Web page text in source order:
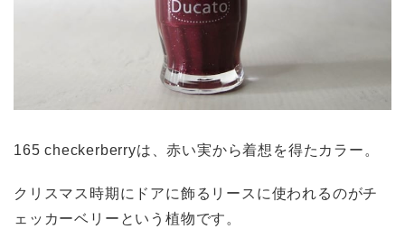
165 checkerberryは、赤い実から着想を得たカラー。
クリスマス時期にドアに飾るリースに使われるのがチ
ェッカーベリーという植物です。